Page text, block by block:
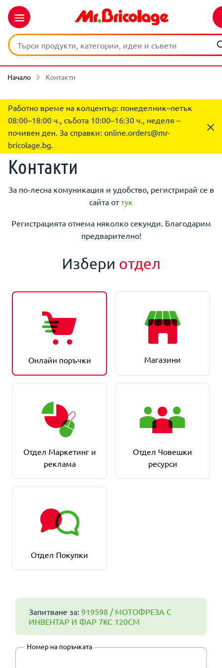
Начало Контакти
Работно време на колцентър: понеделник–петък
08:00–18:00 ч., събота 10:00–16:30 ч., неделя –
почивен ден. За справки: online.orders@mr-
bricolage.bg.
Контакти
За по-лесна комуникация и удобство, регистрирай се в
сайта оттук
Регистрацията отнема няколко секунди. Благодарим
предварително!
Избери отдел
Онлайн поръчки Магазини
Отдел Маркетинг и
реклама
Отдел Човешки
ресурси
Отдел Покупки
Запитване за: 919598 / МОТОФРЕЗА С
ИНВЕНТАР И ФАР 7КС 120СМ
Номер на поръчката